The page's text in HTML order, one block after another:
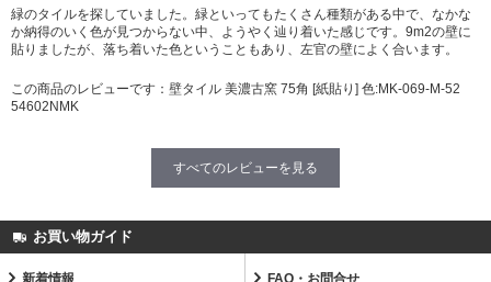
緑のタイルを探していました。緑といってもたくさん種類がある中で、なかな
か納得のいく色が見つからない中、ようやく辿り着いた感じです。9m2の壁に
貼りましたが、落ち着いた色ということもあり、左官の壁によく合います。
この商品のレビューです： 壁タイル 美濃古窯 75角 [紙貼り] 色:MK-069-M-52
54602NMK
すべてのレビューを見る
お買い物ガイド